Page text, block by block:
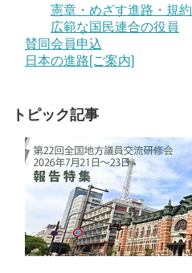
憲章・めざす進路・規約
広範な国民連合の役員
賛同会員申込
日本の進路[ご案内]
トピック記事